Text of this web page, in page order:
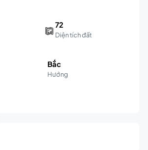
72
Diện tích đất
Bắc
Hướng